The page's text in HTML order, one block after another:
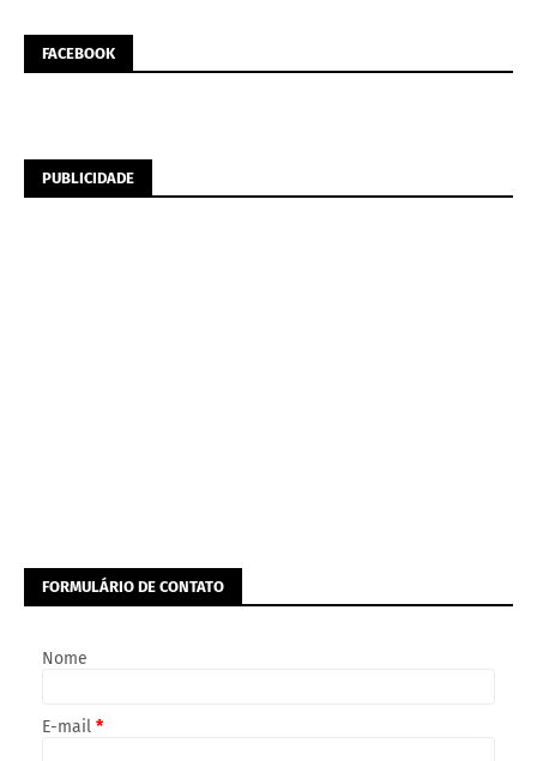
FACEBOOK
PUBLICIDADE
FORMULÁRIO DE CONTATO
Nome
E-mail *